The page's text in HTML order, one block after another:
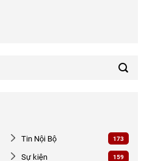
Tin Nội Bộ 173
Sự kiện 159